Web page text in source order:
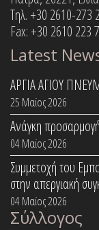
Τηλ. +30 2610-273
Fax: +30 2610 223
Latest
ΑΡΓΙΑ ΑΓΙΟΥ
25 Μαϊος 2026
Ανάγκη
04 Μαϊος 2026
Συμμετοχή του
στην απεργιακή
04 Μαϊος 2026
Σύλλογος